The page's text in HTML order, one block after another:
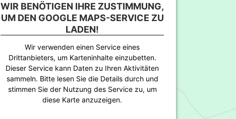
WIR BENÖTIGEN IHRE ZUSTIMMUNG,
UM DEN GOOGLE MAPS-SERVICE ZU
LADEN!
Wir verwenden einen Service eines
Drittanbieters, um Karteninhalte einzubetten.
Dieser Service kann Daten zu Ihren Aktivitäten
sammeln. Bitte lesen Sie die Details durch und
stimmen Sie der Nutzung des Service zu, um
diese Karte anzuzeigen.